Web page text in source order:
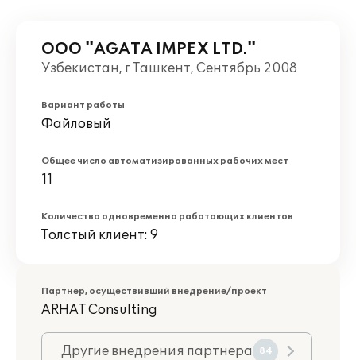
ООО "AGATA IMPEX LTD."
Узбекистан, г Ташкент, Сентябрь 2008
Вариант работы
Файловый
Общее число автоматизированных рабочих мест
11
Количество одновременно работающих клиентов
Толстый клиент: 9
Партнер, осуществивший внедрение/проект
ARHAT Consulting
Другие внедрения партнера 84